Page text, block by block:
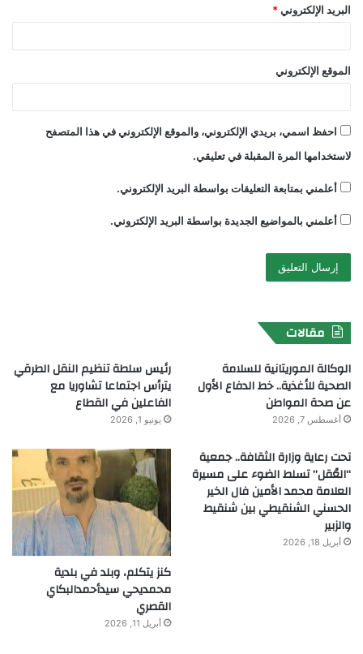
البريد الإلكتروني *
الموقع الإلكتروني
احفظ اسمي، بريدي الإلكتروني، والموقع الإلكتروني في هذا المتصفح
لاستخدامها المرة المقبلة في تعليقي.
أعلمني بمتابعة التعليقات بواسطة البريد الإلكتروني.
أعلمني بالمواضيع الجديدة بواسطة البريد الإلكتروني.
مقالات
الوكالة الموريتانية للسلامة
الصحية للأغذية.. خط الدفاع الأول
عن صحة المواطن
أغسطس 7, 2026
رئيس سلطة تنظيم النقل الطرقي
يترأس اجتماعا تشاوريا مع
الفاعلين في القطاع
يونيو 1, 2026
تحت رعاية وزارة الثقافة.. جمعية
“العُقل” تسلط الضوء على مسيرة
العلامة محمد الأمين فال الخير
الحسني الشنقيطي بين شنقيط
والزبير
أبريل 18, 2026
كنز يتكلم، وبلد في بلدية
محمديحي سيدأحمدالبكاي
القصري
أبريل 11, 2026